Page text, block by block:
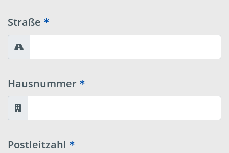
Straße
Hausnummer
Postleitzahl